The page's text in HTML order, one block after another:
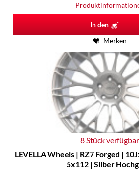
In den
Merken
8 Stück verfügbar
LEVELLA Wheels | RZ7 Forged |
5x112 | Silber